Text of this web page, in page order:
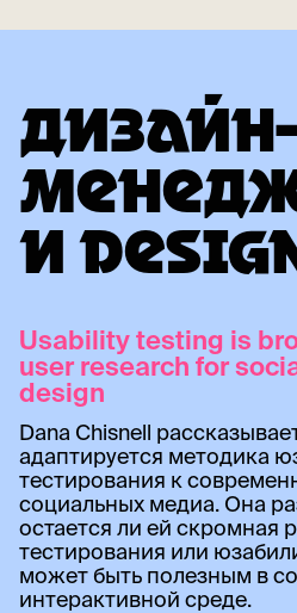
И
Usability testing is
user research for
design
Dana Chisnell
адаптируется методика
тестирования к
социальных медиа. Она
остается ли ей скромная
тестирования или
может быть полезным в
интерактивной среде.